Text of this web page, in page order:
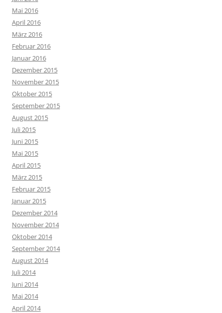
Mai 2016
April 2016
März 2016
Februar 2016
Januar 2016
Dezember 2015
November 2015
Oktober 2015
September 2015
August 2015
Juli 2015
Juni 2015
Mai 2015
April 2015
März 2015
Februar 2015
Januar 2015
Dezember 2014
November 2014
Oktober 2014
September 2014
August 2014
Juli 2014
Juni 2014
Mai 2014
April 2014